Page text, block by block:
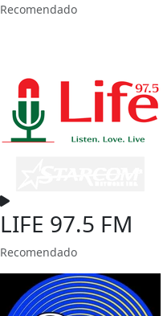
Recomendado
LIFE 97.5 FM
Recomendado